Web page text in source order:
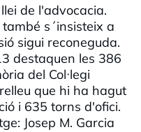
de l'advocacia.
també s´insisteix a
sigui reconeguda.
destaquen les 386
del Col·legi
que hi ha hagut
i 635 torns d'ofici.
Josep M. Garcia